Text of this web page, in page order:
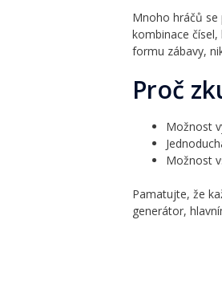
Mnoho hráčů se
kombinace
formu zábavy,
Proč
Možnost
Možnost
Pamatujte, že
generátor,